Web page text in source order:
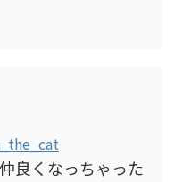
良くなっちゃった